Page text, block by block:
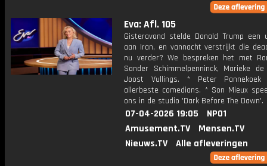
Eva: Afl. 105
Gisteravond stelde Donald Trump een
aan Iran, en vannacht verstrijkt die
nu verder? We bespreken het met
Sander Schimmelpenninck, Marieke
Joost Vullings. * Peter
allerbeste comedians. * Son Mieux
ons in de studio 'Dark Before The Dawn'.
07-04-2026 19:05
NPO1
Amusement.TV
Mensen.TV
Nieuws.TV
Alle afleveringen